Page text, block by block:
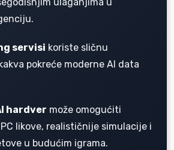
servisi koriste sličnu
pokreće moderne AI data
hardver može omogućiti
likove, realističnije simulacije i
u budućim igrama.